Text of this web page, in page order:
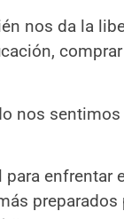
nos da la
nos
para enfrentar